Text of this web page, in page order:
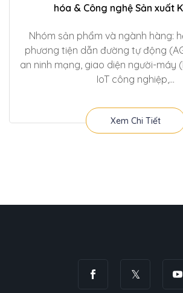
hóa & Công nghệ Sản xuất
Nhóm sản phẩm và ngành hàng:
phương tiện dẫn đường tự động
an ninh mạng, giao diện người-máy
IoT công nghiệp,...
Xem Chi Tiết